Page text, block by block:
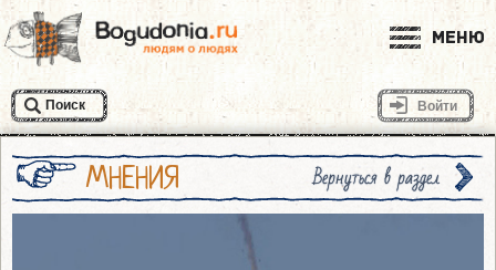
Меню
Поиск Войти
МНЕНИЯ Вернуться в раздел